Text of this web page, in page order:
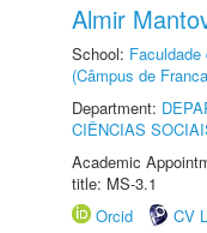
Almir
School:
(Câmpus de
Department:
CIÊNCIAS
Academic
title: MS-3.1
Orcid
CV